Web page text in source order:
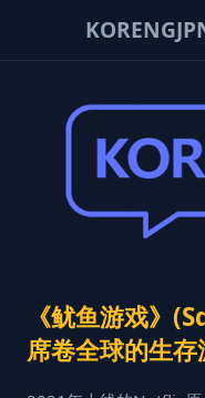
KORENG
《鱿鱼游戏》
席卷全球的生